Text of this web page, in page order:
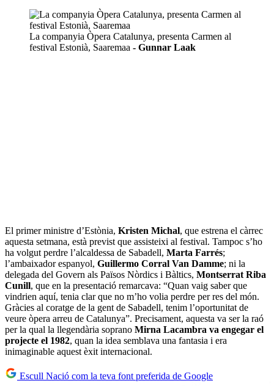
La companyia Òpera Catalunya, presenta Carmen al
festival Estonià, Saaremaa - Gunnar Laak
El primer ministre d’Estònia, Kristen Michal, que estrena el càrrec
aquesta setmana, està previst que assisteixi al festival. Tampoc s’ho
ha volgut perdre l’alcaldessa de Sabadell, Marta Farrés;
l’ambaixador espanyol, Guillermo Corral Van Damme; ni la
delegada del Govern als Països Nòrdics i Bàltics, Montserrat Riba
Cunill, que en la presentació remarcava: “Quan vaig saber que
vindrien aquí, tenia clar que no m’ho volia perdre per res del món.
Gràcies al coratge de la gent de Sabadell, tenim l’oportunitat de
veure òpera arreu de Catalunya”. Precisament, aquesta va ser la raó
per la qual la llegendària soprano Mirna Lacambra va engegar el
projecte el 1982, quan la idea semblava una fantasia i era
inimaginable aquest èxit internacional.
Escull Nació com la teva font preferida de Google